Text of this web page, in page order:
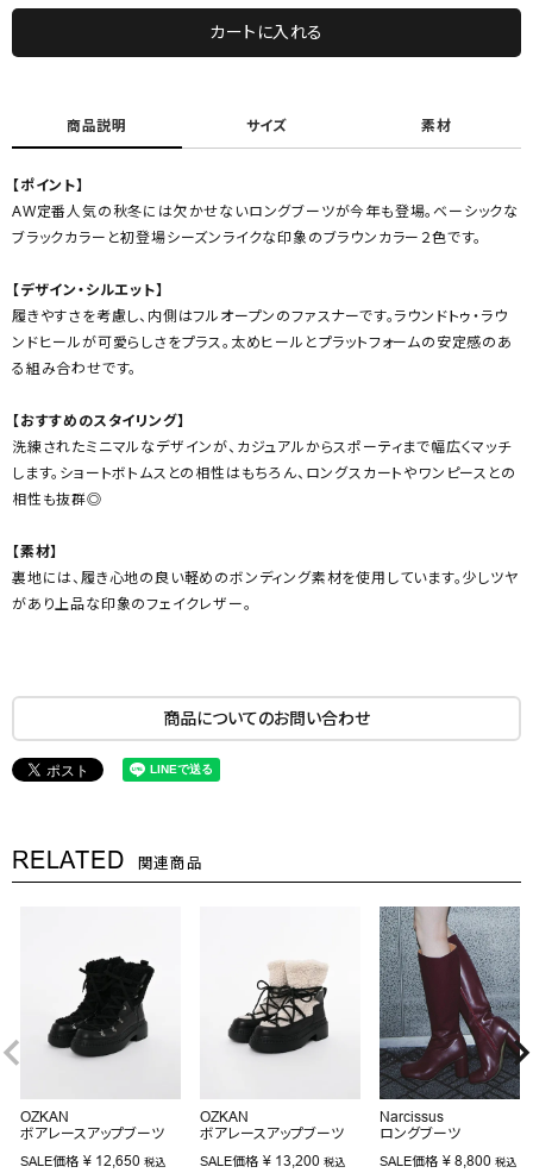
カートに入れる
商品説明 サイズ 素材
【ポイント】
AW定番人気の秋冬には欠かせないロングブーツが今年も登場。ベーシックな
ブラックカラーと初登場シーズンライクな印象のブラウンカラー２色です。
【デザイン・シルエット】
履きやすさを考慮し、内側はフルオープンのファスナーです。ラウンドトゥ・ラウ
ンドヒールが可愛らしさをプラス。太めヒールとプラットフォームの安定感のあ
る組み合わせです。
【おすすめのスタイリング】
洗練されたミニマルなデザインが、カジュアルからスポーティまで幅広くマッチ
します。ショートボトムスとの相性はもちろん、ロングスカートやワンピースとの
相性も抜群◎
【素材】
裏地には、履き心地の良い軽めのボンディング素材を使用しています。少しツヤ
があり上品な印象のフェイクレザー。
商品についてのお問い合わせ
RELATED 関連商品
OZKAN
ボアレースアップブーツ
SALE価格 ¥ 12,650 税込
OZKAN
ボアレースアップブーツ
SALE価格 ¥ 13,200 税込
Narcissus
ロングブーツ
SALE価格 ¥ 8,800 税込